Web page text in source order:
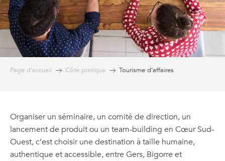
Page d’accueil Côté pratique Tourisme d’affaires
Organiser un séminaire, un comité de direction, un
lancement de produit ou un team-building en Cœur Sud-
Ouest, c’est choisir une destination à taille humaine,
authentique et accessible, entre Gers, Bigorre et